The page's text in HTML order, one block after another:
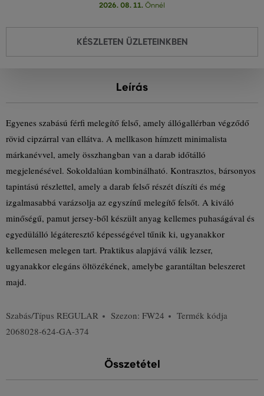
2026. 08. 11. Önnél
KÉSZLETEN ÜZLETEINKBEN
Leírás
Egyenes szabású férfi melegítő felső, amely állógallérban végződő
rövid cipzárral van ellátva. A mellkason hímzett minimalista
márkanévvel, amely összhangban van a darab időtálló
megjelenésével. Sokoldalúan kombinálható. Kontrasztos, bársonyos
tapintású részlettel, amely a darab felső részét díszíti és még
izgalmasabbá varázsolja az egyszínű melegítő felsőt. A kiváló
minőségű, pamut jersey-ből készült anyag kellemes puhaságával és
egyedülálló légáteresztő képességével tűnik ki, ugyanakkor
kellemesen melegen tart. Praktikus alapjává válik lezser,
ugyanakkor elegáns öltözékének, amelybe garantáltan beleszeret
majd.
Szabás/Típus REGULAR Szezon: FW24
Termék kódja
2068028-624-GA-374
Összetétel